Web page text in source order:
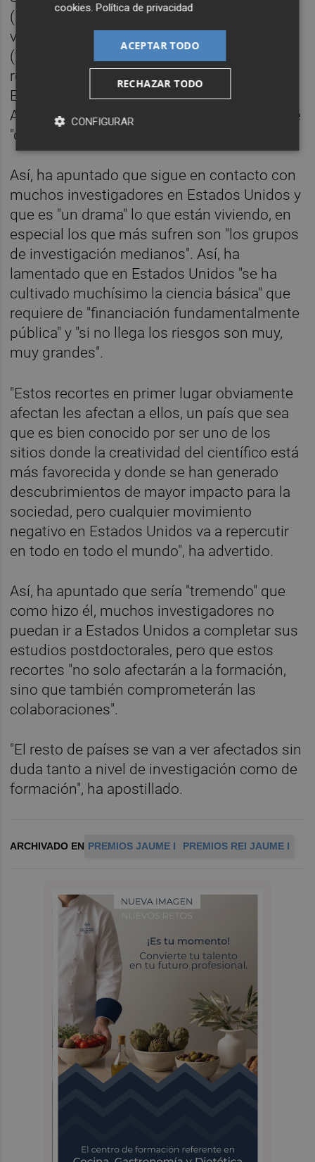
(1992 y 1995, 1 año en total), y profesor
visitante en la Universidad de Cambridge
(2009) y el MIT (2013), también se ha
referido al momento que vive la ciencia en
Estados Unidos por los recortes de la
Administración Trump y que ha calificado de
"dramática".
Así, ha apuntado que sigue en contacto con
muchos investigadores en Estados Unidos y
que es "un drama" lo que están viviendo, en
especial los que más sufren son "los grupos
de investigación medianos". Así, ha
lamentado que en Estados Unidos "se ha
cultivado muchísimo la ciencia básica" que
requiere de "financiación fundamentalmente
pública" y "si no llega los riesgos son muy,
muy grandes".
"Estos recortes en primer lugar obviamente
afectan les afectan a ellos, un país que sea
que es bien conocido por ser uno de los
sitios donde la creatividad del científico está
más favorecida y donde se han generado
descubrimientos de mayor impacto para la
sociedad, pero cualquier movimiento
negativo en Estados Unidos va a repercutir
en todo en todo el mundo", ha advertido.
Así, ha apuntado que sería "tremendo" que
como hizo él, muchos investigadores no
puedan ir a Estados Unidos a completar sus
estudios postdoctorales, pero que estos
recortes "no solo afectarán a la formación,
sino que también comprometerán las
colaboraciones".
"El resto de países se van a ver afectados sin
duda tanto a nivel de investigación como de
formación", ha apostillado.
ARCHIVADO EN PREMIOS JAUME I PREMIOS REI JAUME I
cookies.Política de privacidad
ACEPTAR TODO
RECHAZAR TODO
CONFIGURAR